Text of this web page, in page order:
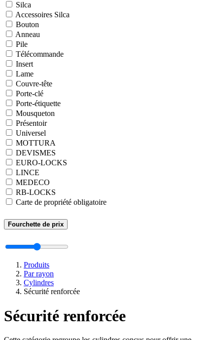
Silca
Accessoires Silca
Bouton
Anneau
Pile
Télécommande
Insert
Lame
Couvre-tête
Porte-clé
Porte-étiquette
Mousqueton
Présentoir
Universel
MOTTURA
DEVISMES
EURO-LOCKS
LINCE
MEDECO
RB-LOCKS
Carte de propriété obligatoire
Fourchette de prix
Produits
Par rayon
Cylindres
Sécurité renforcée
Sécurité renforcée